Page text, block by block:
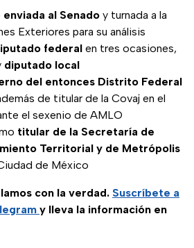
al Senado y turnada a la
Exteriores para su análisis
federal en tres ocasiones,
diputado local
del entonces Distrito Federal
de titular de la Covaj en el
el sexenio de AMLO
titular de la Secretaría de
Territorial y de Metrópolis
de México
con la verdad. Suscríbete a
y lleva la información en